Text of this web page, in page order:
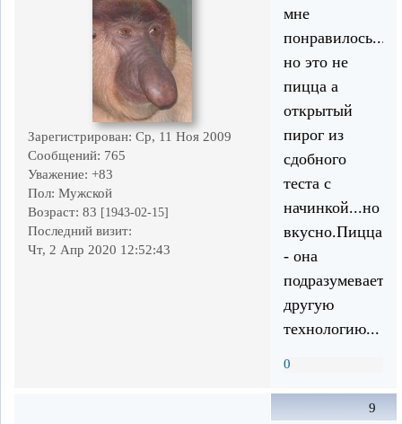
Зарегистрирован: Ср, 11 Ноя 2009
Сообщений: 765
Уважение: +83
Пол: Мужской
Возраст: 83 [1943-02-15]
Последний визит:
Чт, 2 Апр 2020 12:52:43
мне
понравилось...
но это не
пицца а
открытый
пирог из
сдобного
теста с
начинкой...но
вкусно.Пицца
- она
подразумевает
другую
технологию...
0
9